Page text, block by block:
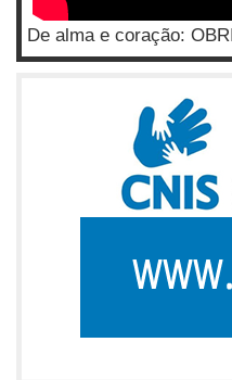
De alma e coração: